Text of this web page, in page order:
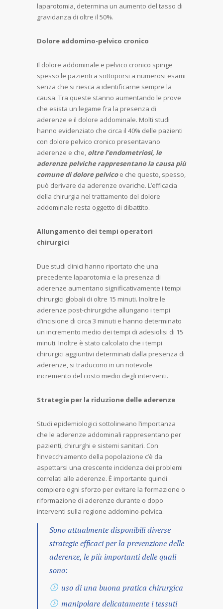
laparotomia, determina un aumento del tasso di
gravidanza di oltre il 50%.
Dolore addomino-pelvico cronico
Il dolore addominale e pelvico cronico spinge
spesso le pazienti a sottoporsi a numerosi esami
senza che si riesca a identificarne sempre la
causa. Tra queste stanno aumentando le prove
che esista un legame fra la presenza di
aderenze e il dolore addominale. Molti studi
hanno evidenziato che circa il 40% delle pazienti
con dolore pelvico cronico presentavano
aderenze e che, oltre l’endometriosi, le
aderenze pelviche rappresentano la causa più
comune di dolore pelvicoe che questo, spesso,
può derivare da aderenze ovariche. L’efficacia
della chirurgia nel trattamento del dolore
addominale resta oggetto di dibattito.
Allungamento dei tempi operatori
chirurgici
Due studi clinici hanno riportato che una
precedente laparotomia e la presenza di
aderenze aumentano significativamente i tempi
chirurgici globali di oltre 15 minuti. Inoltre le
aderenze post-chirurgiche allungano i tempi
d’incisione di circa 3 minuti e hanno determinato
un incremento medio dei tempi di adesiolisi di 15
minuti. Inoltre è stato calcolato che i tempi
chirurgici aggiuntivi determinati dalla presenza di
aderenze, si traducono in un notevole
incremento del costo medio degli interventi.
Strategie per la riduzione delle aderenze
Studi epidemiologici sottolineano l’importanza
che le aderenze addominali rappresentano per
pazienti, chirurghi e sistemi sanitari. Con
l’invecchiamento della popolazione c’è da
aspettarsi una crescente incidenza dei problemi
correlati alle aderenze. È importante quindi
compiere ogni sforzo per evitare la formazione o
riformazione di aderenze durante o dopo
interventi sulla regione addomino-pelvica.
Sono attualmente disponibili diverse
strategie efficaci per la prevenzione delle
aderenze, le più importanti delle quali
sono:
uso di una buona pratica chirurgica
manipolare delicatamente i tessuti